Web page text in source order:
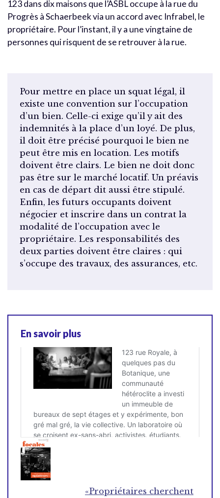
123 dans dix maisons que l’ASBL occupe à la rue du
Progrès à Schaerbeek via un accord avec Infrabel, le
propriétaire. Pour l’instant, il y a une vingtaine de
personnes qui risquent de se retrouver à la rue.
Pour mettre en place un squat légal, il
existe une convention sur l’occupation
d’un bien. Celle-ci exige qu’il y ait des
indemnités à la place d’un loyé. De plus,
il doit être précisé pourquoi le bien ne
peut être mis en location. Les motifs
doivent être clairs. Le bien ne doit donc
pas être sur le marché locatif. Un préavis
en cas de départ dit aussi être stipulé.
Enfin, les futurs occupants doivent
négocier et inscrire dans un contrat la
modalité de l’occupation avec le
propriétaire. Les responsabilités des
deux parties doivent être claires : qui
s’occupe des travaux, des assurances, etc.
En savoir plus
«Propriétaires cherchent